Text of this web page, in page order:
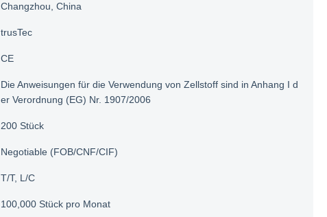
Changzhou, China
trusTec
CE
Die Anweisungen für die Verwendung von Zellstoff sind in Anhang I d
er Verordnung (EG) Nr. 1907/2006
200 Stück
Negotiable (FOB/CNF/CIF)
T/T, L/C
100,000 Stück pro Monat